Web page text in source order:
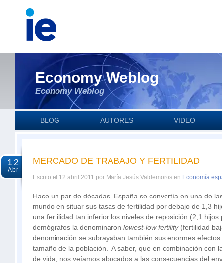
Economy Weblog
Economy Weblog
BLOG AUTORES VIDEO
12
Abr
MERCADO DE TRABAJO Y FERTILIDAD
Escrito el 12 abril 2011 por María Jesús Valdemoros en Economía
Hace un par de décadas, España se convertía en una de
mundo en situar sus tasas de fertilidad por debajo de 1,3
una fertilidad tan inferior los niveles de reposición (2,1 hijos
demógrafos la denominaron lowest-low fertility(fertilidad
denominación se subrayaban también sus enormes
tamaño de la población. A saber, que en combinación con
de vida, nos veíamos abocados a las consecuencias del